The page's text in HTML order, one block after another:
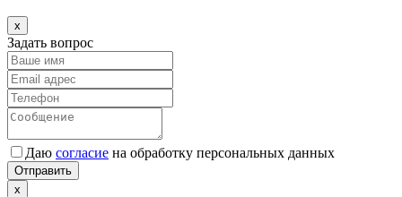
x
Задать вопрос
Даю согласие на обработку персональных данных
Отправить
x